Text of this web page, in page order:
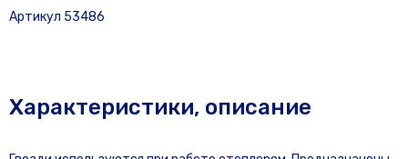
Артикул 53486
Характеристики, описание